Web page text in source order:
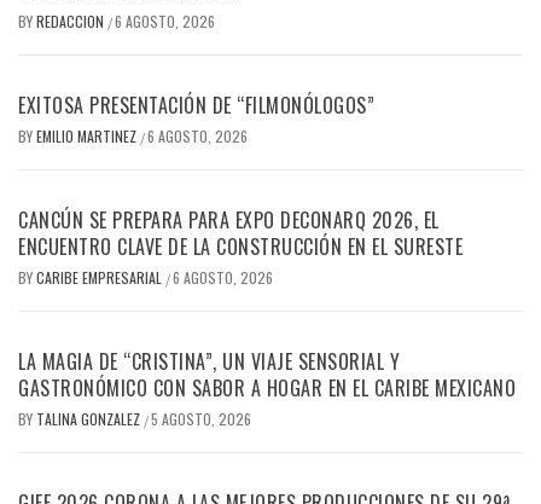
BYREDACCION /6 AGOSTO, 2026
EXITOSA PRESENTACIÓN DE “FILMONÓLOGOS”
BYEMILIO MARTINEZ /6 AGOSTO, 2026
CANCÚN SE PREPARA PARA EXPO DECONARQ 2026, EL
ENCUENTRO CLAVE DE LA CONSTRUCCIÓN EN EL SURESTE
BYCARIBE EMPRESARIAL /6 AGOSTO, 2026
LA MAGIA DE “CRISTINA”, UN VIAJE SENSORIAL Y
GASTRONÓMICO CON SABOR A HOGAR EN EL CARIBE MEXICANO
BY TALINA GONZALEZ /5 AGOSTO, 2026